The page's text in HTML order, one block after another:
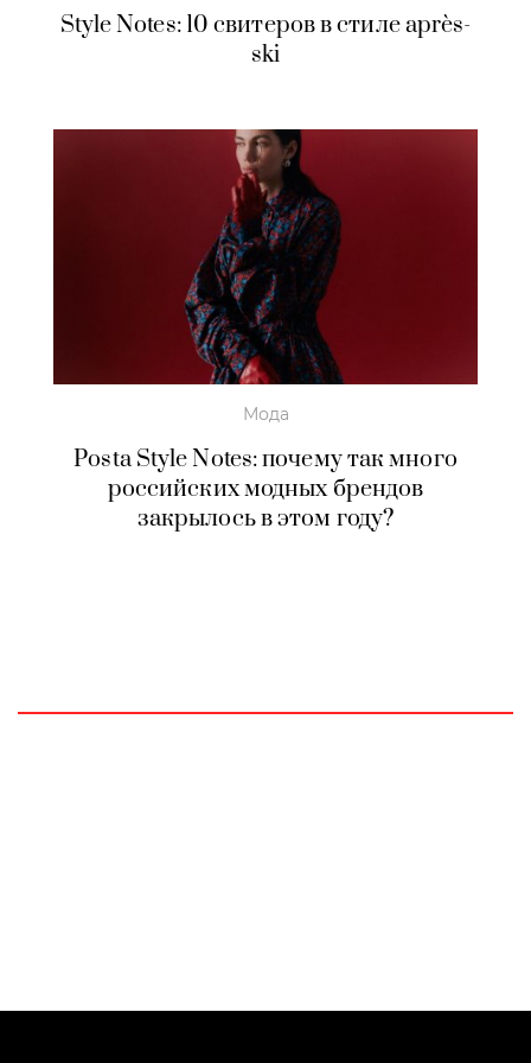
Style Notes: 10 свитеров в стиле après-
ski
Мода
Posta Style Notes: почему так много
российских модных брендов
закрылось в этом году?